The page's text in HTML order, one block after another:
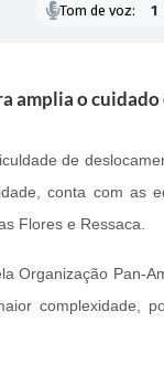
Tom de voz:
o
de
conta com as
Flores e Ressaca.
Organização Pan-
complexidade,